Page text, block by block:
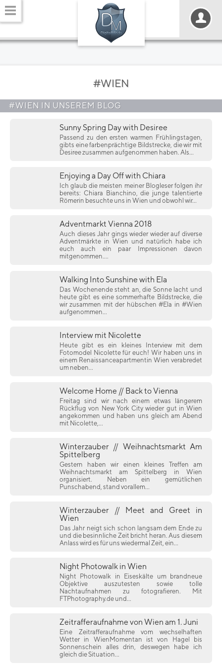
#WIEN
#WIEN IN UNSEREM BLOG
Sunny Spring Day with Desiree
Passend zu den ersten warmen Frühlingstagen,
gibts eine farbenprächtige Bildstrecke, die wir mit
Desiree zusammen aufgenommen haben. Als...
Enjoying a Day Off with Chiara
Ich glaub die meisten meiner Blogleser folgen ihr
bereits: Chiara Bianchino, die junge talentierte
Römerin besuchte uns in Wien und obwohl wir...
Adventmarkt Vienna 2018
Auch dieses Jahr gings wieder wieder auf diverse
Adventmärkte in Wien und natürlich habe ich
euch auch ein paar Impressionen davon
mitgenommen....
Walking Into Sunshine with Ela
Das Wochenende steht an, die Sonne lacht und
heute gibt es eine sommerhafte Bildstrecke, die
wir zusammen mit der hübschen #Ela in #Wien
aufgenommen...
Interview mit Nicolette
Heute gibt es ein kleines Interview mit dem
Fotomodel Nicolette für euch! Wir haben uns in
einem Renaissanceapartmentin Wien verabredet
um neben...
Welcome Home // Back to Vienna
Freitag sind wir nach einem etwas längerem
Rückflug von New York City wieder gut in Wien
angekommen und haben uns gleich am Abend
mit Nicolette,...
Winterzauber // Weihnachtsmarkt Am
Spittelberg
Gestern haben wir einen kleines Treffen am
Weihnachtsmarkt am Spittelberg in Wien
organisiert. Neben ein gemütlichen
Punschabend, stand vorallem...
Winterzauber // Meet and Greet in
Wien
Das Jahr neigt sich schon langsam dem Ende zu
und die besinnliche Zeit bricht heran. Aus diesem
Anlass wird es für uns wiedermal Zeit, ein...
Night Photowalk in Wien
Night Photowalk in Eiseskälte um brandneue
Objektive auszutesten sowie tolle
Nachtaufnahmen zu fotografieren. Mit
FTPhotography.de und...
Zeitrafferaufnahme von Wien am 1. Juni
Eine Zeitrafferaufnahme vom wechselhaften
Wetter in WienMomentan ist von Hagel bis
Sonnenschein alles drin, deswegen habe ich
gleich die Situation...